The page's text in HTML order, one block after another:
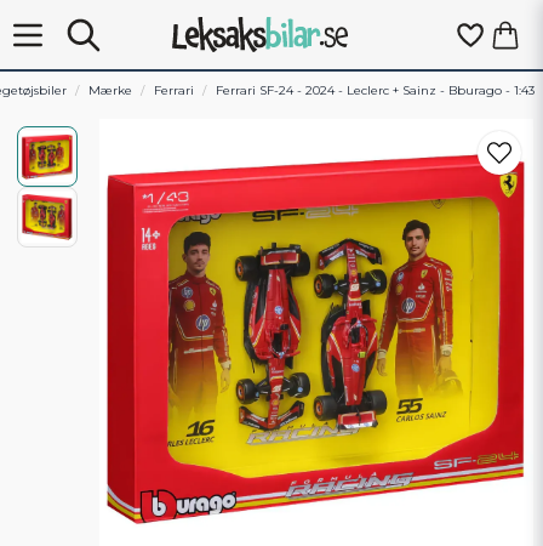
Mærke Ferrari Ferrari SF-24 - 2024 - Leclerc + Sainz - Bburago - 1:43